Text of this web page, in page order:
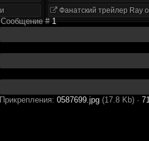
Фанатский трейлер Ray
Сообщение #1
Прикрепления: 0587699.jpg (17.8 Kb) ·